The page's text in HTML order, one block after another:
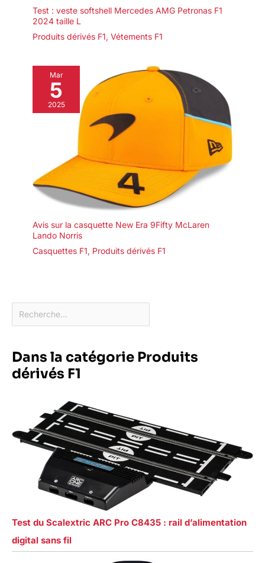
Test : veste softshell Mercedes AMG Petronas F1
2024 taille L
Produits dérivés F1, Vétements F1
Mar
5
2025
Avis sur la casquette New Era 9Fifty McLaren
Lando Norris
Casquettes F1, Produits dérivés F1
Dans la catégorie Produits
dérivés F1
Test du Scalextric ARC Pro C8435 : rail d’alimentation
digital sans fil